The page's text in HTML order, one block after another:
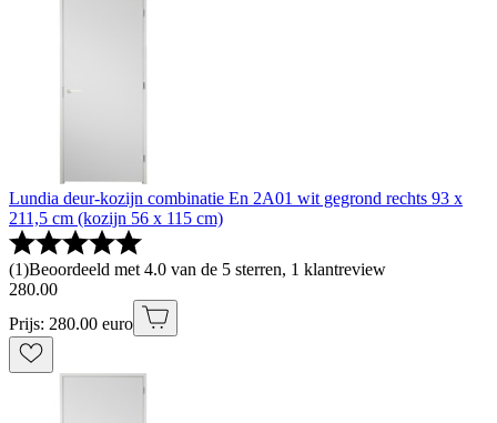
Lundia deur-kozijn combinatie En 2A01 wit gegrond rechts 93 x
211,5 cm (kozijn 56 x 115 cm)
(1)Beoordeeld met 4.0 van de 5 sterren, 1 klantreview
280.00
Prijs: 280.00 euro